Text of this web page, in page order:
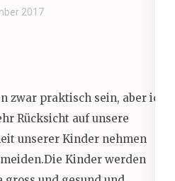
2017
zwar praktisch sein, aber ich
Rücksicht auf unsere
unserer Kinder nehmen
Kinder werden